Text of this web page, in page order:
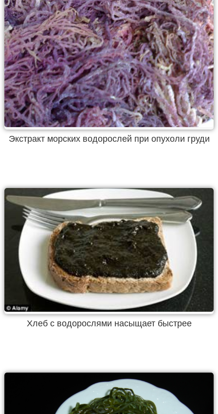
Экстракт морских водорослей при опухоли груди
Хлеб с водорослями насыщает быстрее